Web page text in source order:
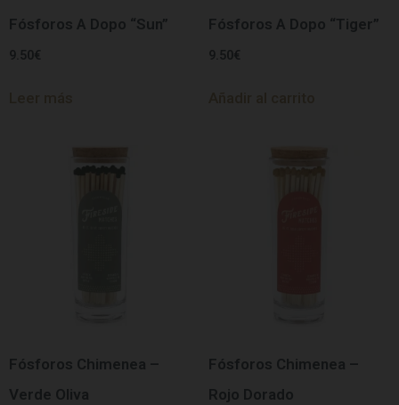
Fósforos A Dopo “Sun”
9.50 €
Fósforos A Dopo “Tiger”
9.50 €
Fósforos Chimenea –
Verde Oliva
Fósforos Chimenea –
Rojo Dorado